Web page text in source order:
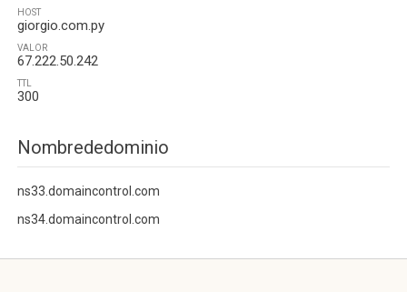
HOST
giorgio.com.py
VALOR
67.222.50.242
TTL
300
Nombrededominio
ns33.domaincontrol.com
ns34.domaincontrol.com